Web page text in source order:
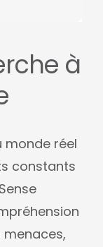
à
monde réel
constants